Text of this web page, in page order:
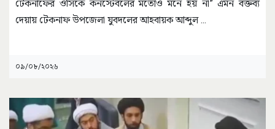
টেকনাফের ওসিকে কনস্টেবলের মতোও মনে হয় না” এমন বক্তব্য
দেয়ায় টেকনাফ উপজেলা যুবদলের আহবায়ক আব্দুল ...
০৯/০৮/২০২৬